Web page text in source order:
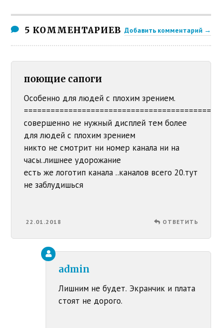
5 КОММЕНТАРИЕВ Добавить комментарий →
поющие сапоги
Особенно для людей с плохим зрением.
==========================================
совершенно не нужный дисплей тем более
для людей с плохим зрением
никто не смотрит ни номер канала ни на
часы..лишнее удорожание
есть же логотип канала ..каналов всего 20.тут
не заблудишься
22.01.2018 ОТВЕТИТЬ
admin
Лишним не будет. Экранчик и плата
стоят не дорого.